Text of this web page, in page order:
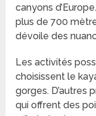
canyons
plus de 700
dévoile des
Les activités
choisissent le
gorges. D’autres
qui offrent des